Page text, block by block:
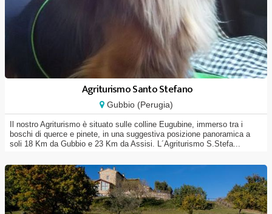
Agriturismo Santo Stefano
Gubbio (Perugia)
Il nostro Agriturismo è situato sulle colline Eugubine, immerso tra i
boschi di querce e pinete, in una suggestiva posizione panoramica a
soli 18 Km da Gubbio e 23 Km da Assisi. L´Agriturismo S.Stefa...